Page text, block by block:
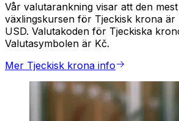
Vår valutarankning visar att den
växlingskursen för Tjeckisk krona
USD. Valutakoden för Tjeckiska
Valutasymbolen är Kč.
Mer Tjeckisk krona info